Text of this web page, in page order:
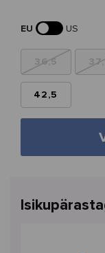
EU
US
36,5
42,5